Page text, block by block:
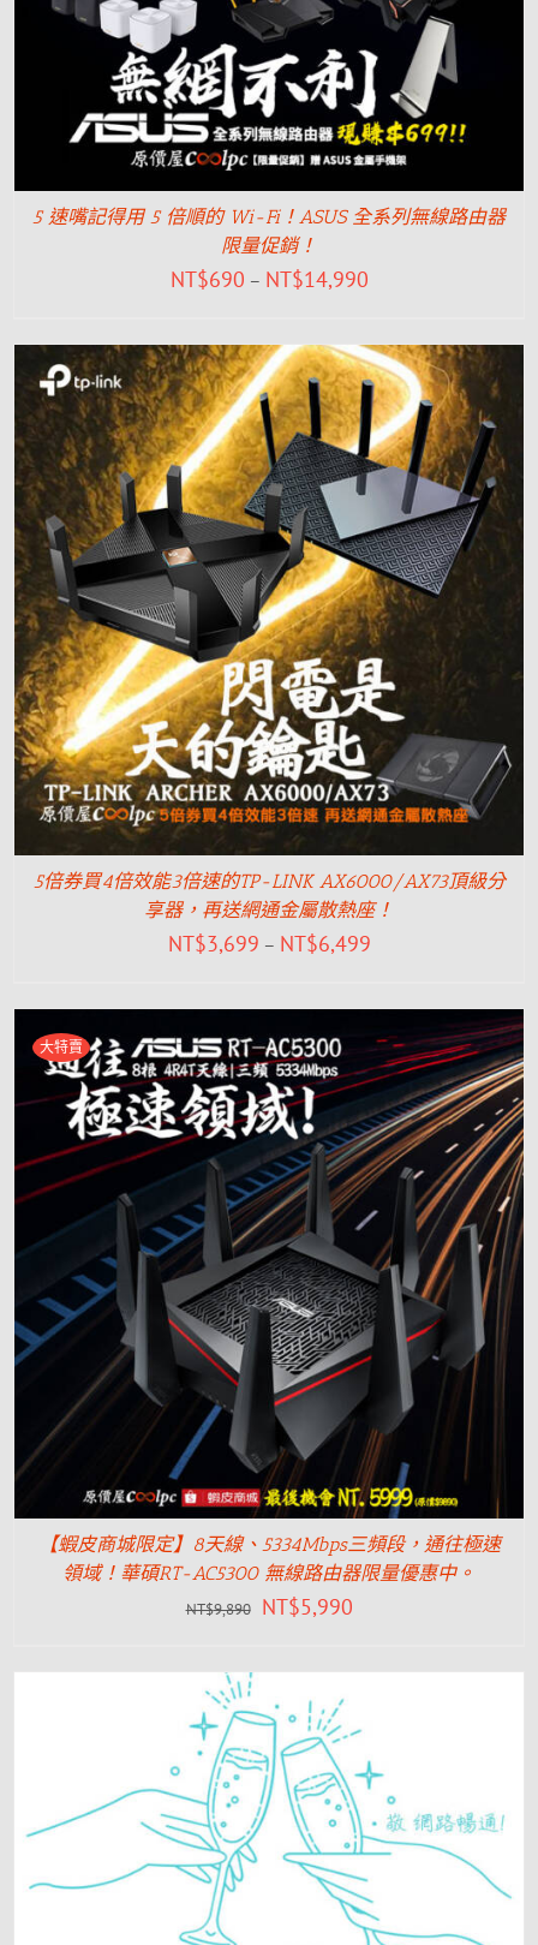
5 速嘴記得用 5 倍順的 Wi-Fi！ASUS 全系列無線路由器
限量促銷！
NT$690 – NT$14,990
5倍券買4倍效能3倍速的TP-LINK AX6000/AX73頂級分
享器，再送網通金屬散熱座！
NT$3,699 – NT$6,499
大特賣
【蝦皮商城限定】8天線、5334Mbps三頻段，通往極速
領域！華碩RT-AC5300 無線路由器限量優惠中。
NT$9,890 NT$5,990